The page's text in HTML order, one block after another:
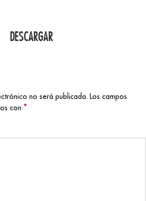
DESCARGAR
no será publicada. Los campos
con *